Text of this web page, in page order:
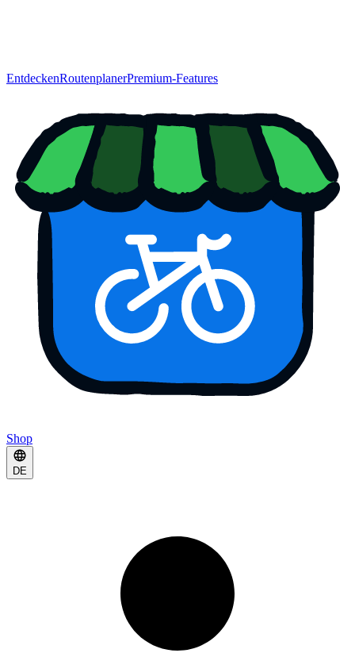
EntdeckenRoutenplanerPremium-Features
Shop
DE